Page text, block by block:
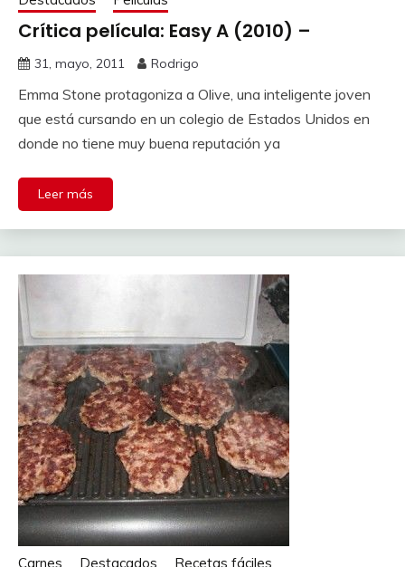
Crítica película: Easy A (2010) –
31, mayo, 2011 Rodrigo
Emma Stone protagoniza a Olive, una inteligente joven
que está cursando en un colegio de Estados Unidos en
donde no tiene muy buena reputación ya
Leer más
Carnes Destacados Recetas fáciles